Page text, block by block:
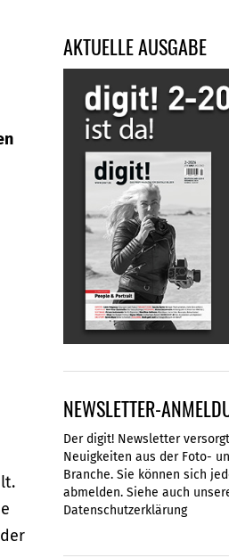
AKTUELLE AUSGABE
NEWSLETTER-
Der digit! Newsletter
Neuigkeiten aus der Foto-
Branche. Sie können sich
abmelden. Siehe auch
Datenschutzerklärung